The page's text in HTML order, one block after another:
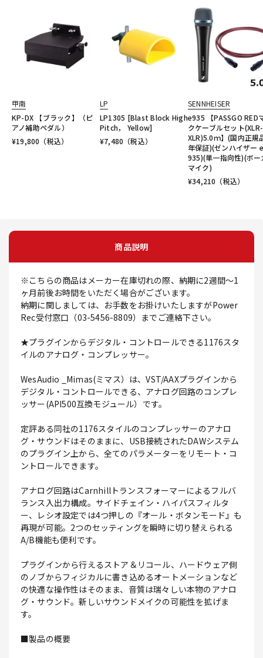
甲南
KP-DX 【ブラック】（ピ
アノ補助ペダル）
¥19,800 （税込）
LP
LP1305 [Blast Block High
Pitch， Yellow]
¥7,480 （税込）
SENNHEISER
e935 【PASSGO RED
クケーブルセット(XLR-
XLR)5.0ｍ】(国内正規
年保証)(ゼンハイザー
935)(単一指向性)(ボー
マイク)
¥34,210 （税込）
商品説明
※こちらの商品はメーカー在庫切れの際、納期に2週間～1
ヶ月前後お時間をいただく場合がございます。
納期に関しましては、お手数をお掛けいたしますがPower
Rec受付窓口（03-5456-8809）までご連絡下さい。
★プラグインからデジタル・コントロールできる1176スタ
イルのアナログ・コンプレッサー。
WesAudio _Mimas(ミマス）は、VST/AAXプラグインから
デジタル・コントロールできる、アナログ回路のコンプレ
ッサー(API500互換モジュール）です。
定評ある同社の1176スタイルのコンプレッサーのアナロ
グ・サウンドはそのままに、USB接続されたDAWシステム
のプラグイン上から、全てのパラメーターをリモート・コ
ントロールできます。
アナログ回路はCarnhillトランスフォーマーによるフルバ
ランス入出力構成。サイドチェイン・ハイパスフィルタ
ー、レシオ設定では4つ押しの『オール・ボタンモード』も
再現が可能。2つのセッティングを瞬時に切り替えられる
A/B機能も便利です。
プラグインから行えるストア＆リコール、ハードウェア側
のノブからフィジカルに書き込めるオートメーションなど
の快適な操作性はそのまま、音質は瑞々しい本物のアナロ
グ・サウンド。新しいサウンドメイクの可能性を拡げま
す。
■製品の概要